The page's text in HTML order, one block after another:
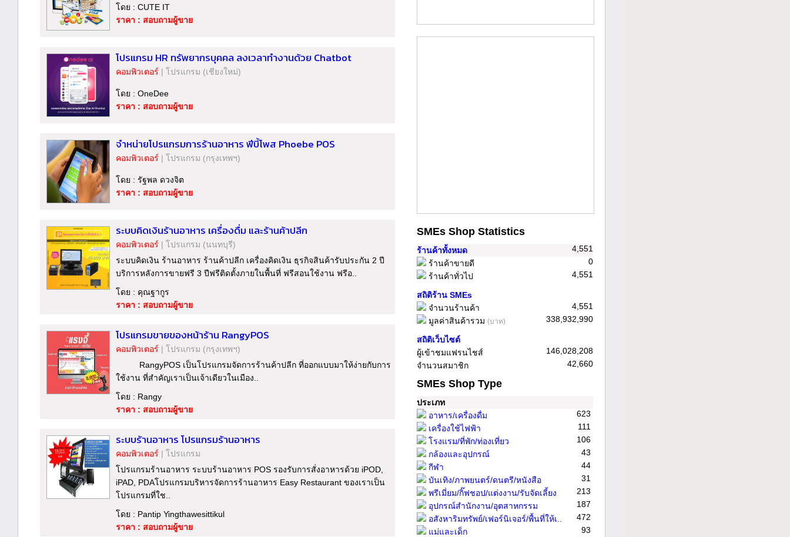
โดย : CUTE IT
ราคา : สอบถามผู้ขาย
โปรแกรม HR ทรัพยากรบุคคล ลงเวลาทำงานด้วย Chatbot
คอมพิวเตอร์ | โปรแกรม (เชียงใหม่)
โดย : OneDee
ราคา : สอบถามผู้ขาย
จำหน่ายโปรแกรมการร้านอาหาร ฟีบี้โพส Phoebe POS
คอมพิวเตอร์ | โปรแกรม (กรุงเทพฯ)
โดย : รัฐพล ดวงจิต
ราคา : สอบถามผู้ขาย
ระบบคิดเงินร้านอาหาร เครื่องดื่ม และร้านค้าปลีก
คอมพิวเตอร์ | โปรแกรม (นนทบุรี)
ระบบคิดเงิน ร้านอาหาร ร้านค้าปลีก เครื่องคิดเงิน ธุรกิจสินค้ารับประกัน 2 ปี
บริการหลังการขายฟรี 3 ปีฟรีติดตั้งภายในพื้นที่ ฟรีสอนใช้งาน ฟรีอ..
โดย : คุณฐากูร
ราคา : สอบถามผู้ขาย
โปรแกรมขายของหน้าร้าน RangyPOS
คอมพิวเตอร์ | โปรแกรม (กรุงเทพฯ)
RangyPOS เป็นโปรแกรมจัดการร้านค้าปลีก ที่ออกแบบมาให้ง่ายกับการ
ใช้งาน ที่สำคัญเราเป็นเจ้าเดียวในเมือง..
โดย : Rangy
ราคา : สอบถามผู้ขาย
ระบบร้านอาหาร โปรแกรมร้านอาหาร
คอมพิวเตอร์ | โปรแกรม
โปรแกรมร้านอาหาร ระบบร้านอาหาร POS รองรับการสั่งอาหารด้วย iPOD,
iPAD, PDAโปรแกรมบริหารจัดการร้านอาหาร Easy Restaurant ของเราเป็น
โปรแกรมที่ใช..
โดย : Pantip Yingthawesittikul
ราคา : สอบถามผู้ขาย
SMEs Shop Statistics
ร้านค้าทั้งหมด
4,551
ร้านค้าขายดี
0
ร้านค้าทั่วไป
4,551
สถิติร้าน SMEs
จำนวนร้านค้า
4,551
มูลค่าสินค้ารวม (บาท) 338,932,990
สถิติเว็บไซต์
ผู้เข้าชมแฟรนไชส์
146,028,208
จำนวนสมาชิก
42,660
SMEs Shop Type
ประเภท
อาหาร/เครื่องดื่ม
623
เครื่องใช้ไฟฟ้า
111
โรงแรม/ที่พัก/ท่องเที่ยว
106
กล้องและอุปกรณ์
43
กีฬา
44
บันเทิง/ภาพยนตร์/ดนตรี/หนังสือ
31
พรีเมี่ยม/กิ๊ฟชอป/แต่งงาน/รับจัดเลี้ยง
213
อุปกรณ์สำนักงาน/อุตสาหกรรม
187
อสังหาริมทรัพย์/เฟอร์นิเจอร์/พื้นที่ให้เ..
472
แม่และเด็ก
93